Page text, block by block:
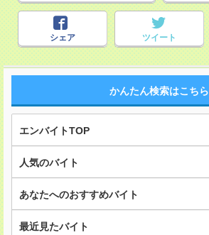
シェア ツイート
かんたん検索はこちら
エンバイトTOP
人気のバイト
あなたへのおすすめバイト
最近見たバイト